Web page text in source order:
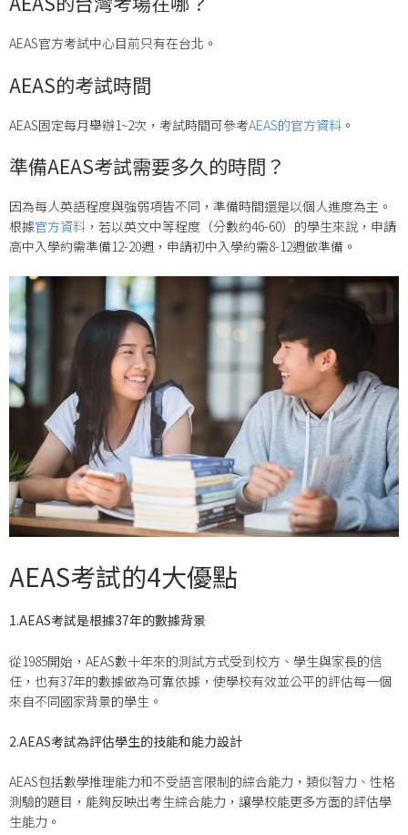
AEAS官方考試中心目前只有在台北。
AEAS的考試時間
AEAS固定每月舉辦1~2次，考試時間可參考AEAS的官方資料 。
準備AEAS考試需要多久的時間？
因為每人英語程度與強弱項皆不同，準備時間還是以個人進度為主。
根據官方資料 ，若以英文中等程度（分數約46-60）的學生來說，申請
高中入學約需準備12-20週，申請初中入學約需8-12週做準備。
AEAS考試的4大優點
1.AEAS考試是根據37年的數據背景
從1985開始，AEAS數十年來的測試方式受到校方、學生與家長的信
任，也有37年的數據做為可靠依據，使學校有效並公平的評估每一個
來自不同國家背景的學生。
2.AEAS考試為評估學生的技能和能力設計
AEAS包括數學推理能力和不受語言限制的綜合能力，類似智力、性格
測驗的題目，能夠反映出考生綜合能力，讓學校能更多方面的評估學
生能力。